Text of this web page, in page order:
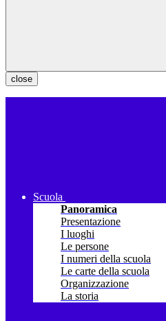
close
Scuola
Panoramica
Presentazione
I luoghi
Le persone
I numeri della scuola
Le carte della scuola
Organizzazione
La storia